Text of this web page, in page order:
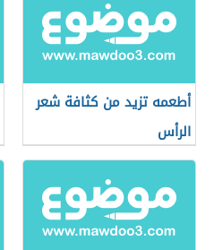
أطعمه تزيد من كثافة شعر
الرأس